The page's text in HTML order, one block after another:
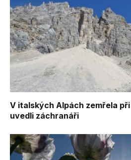
V italských Alpách zemřela
uvedli záchranáři